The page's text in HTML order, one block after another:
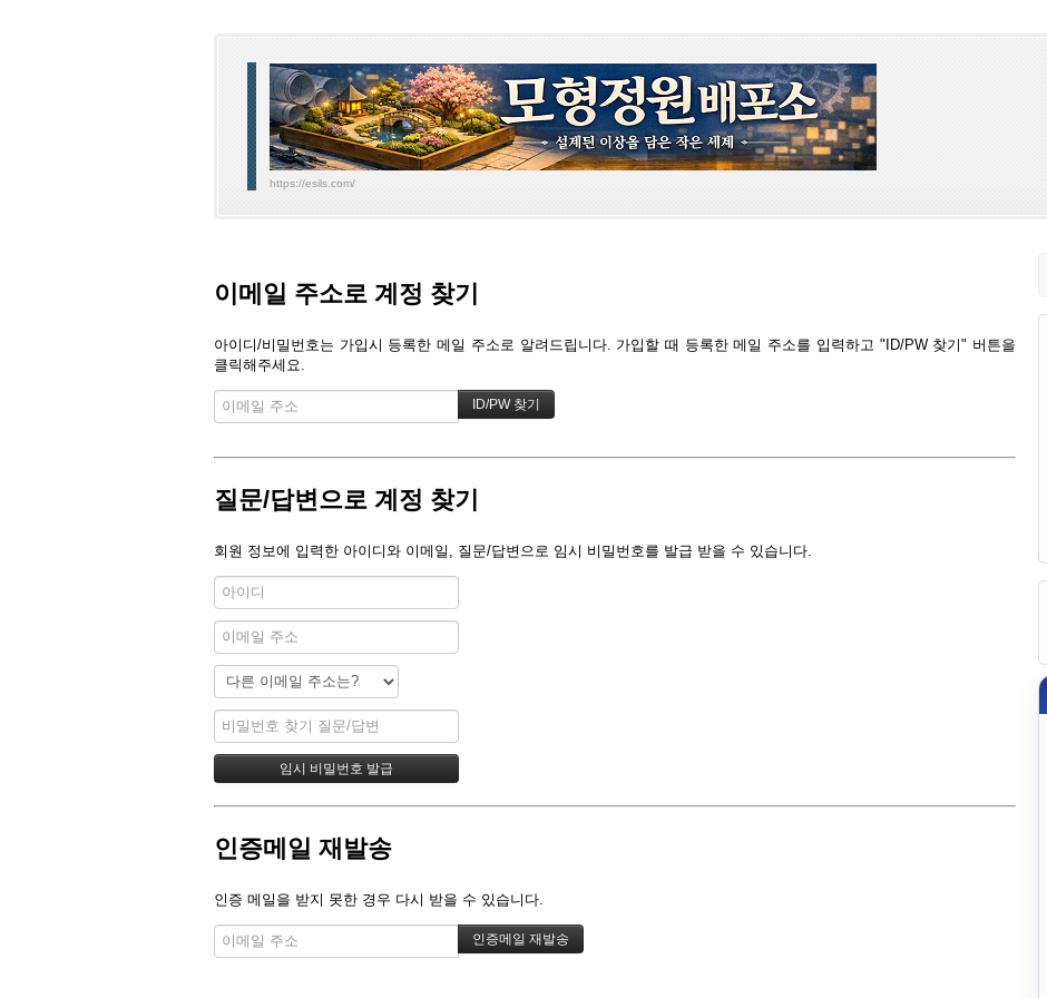
https://esils.com/
이메일 주소로 계정 찾기
아이디/비밀번호는 가입시 등록한 메일 주소로 알려드립니다. 가입할 때 등록한 메일 주소를 입력하고 "ID/PW 찾기" 버튼을
클릭해주세요.
질문/답변으로 계정 찾기
회원 정보에 입력한 아이디와 이메일, 질문/답변으로 임시 비밀번호를 발급 받을 수 있습니다.
인증메일 재발송
인증 메일을 받지 못한 경우 다시 받을 수 있습니다.